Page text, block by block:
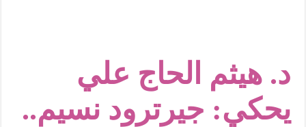
من سيرة «إيفان أجيلي» إلى نسيج الحكاية.. رحلة بسمة ناجي مع الكتابة والترجمة
من «أرشيف ريبليكا» إلى «ساحر أوز».. رحلة بسمة ناجي مع الترجمة (الجزء الأول)
من مطابخ الأسواق لـ«الدليفري».. كيف طهت المدن قديماً طعامها؟
د. هيثم الحاج علي
يحكي: جيرترود نسيم..